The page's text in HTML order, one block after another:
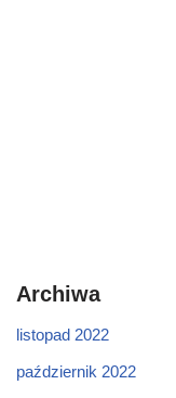
Archiwa
listopad 2022
październik 2022